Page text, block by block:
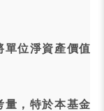
單位淨資產價值
量，特於本基金